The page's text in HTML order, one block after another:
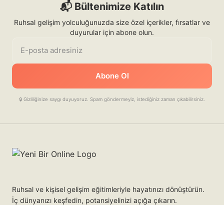
📬 Bültenimize Katılın
Ruhsal gelişim yolculuğunuzda size özel içerikler, fırsatlar ve
duyurular için abone olun.
Abone Ol
🔒 Gizliliğinize saygı duyuyoruz. Spam göndermeyiz, istediğiniz zaman çıkabilirsiniz.
Ruhsal ve kişisel gelişim eğitimleriyle hayatınızı dönüştürün.
İç dünyanızı keşfedin, potansiyelinizi açığa çıkarın.